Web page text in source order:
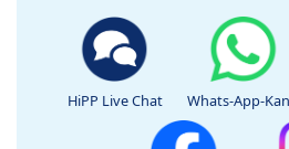
HiPP Live Chat Whats-App-